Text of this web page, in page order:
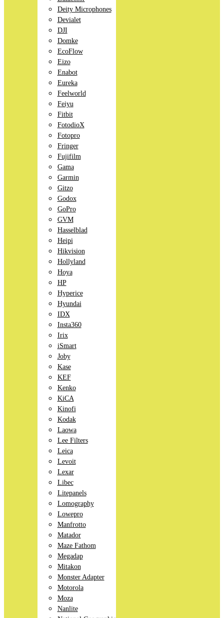
Deity Microphones
Devialet
DJI
Domke
EcoFlow
Eizo
Enabot
Eureka
Feelworld
Feiyu
Fitbit
FotodioX
Fotopro
Fringer
Fujifilm
Gama
Garmin
Gitzo
Godox
GoPro
GVM
Hasselblad
Heipi
Hikvision
Hollyland
Hoya
HP
Hyperice
Hyundai
IDX
Insta360
Irix
iSmart
Joby
Kase
KEF
Kenko
KiCA
Kinofi
Kodak
Laowa
Lee Filters
Leica
Levoit
Lexar
Libec
Litepanels
Lomography
Lowepro
Manfrotto
Matador
Maze Fathom
Megadap
Mitakon
Monster Adapter
Motorola
Moza
Nanlite